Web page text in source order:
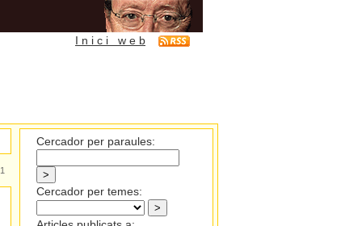
I n i c i w e b
1
Cercador per paraules:
Cercador per temes: